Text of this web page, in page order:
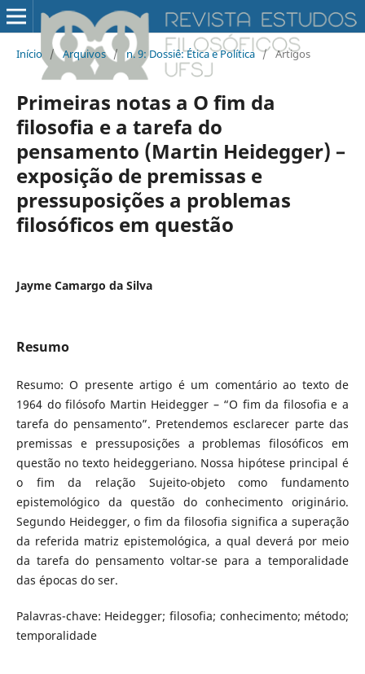
Início / Arquivos / n. 9: Dossiê: Ética e Política / Artigos
Primeiras notas a O fim da
filosofia e a tarefa do
pensamento (Martin Heidegger) –
exposição de premissas e
pressuposições a problemas
filosóficos em questão
Jayme Camargo da Silva
Resumo
Resumo: O presente artigo é um comentário ao texto de
1964 do filósofo Martin Heidegger – “O fim da filosofia e a
tarefa do pensamento”. Pretendemos esclarecer parte das
premissas e pressuposições a problemas filosóficos em
questão no texto heideggeriano. Nossa hipótese principal é
o fim da relação Sujeito-objeto como fundamento
epistemológico da questão do conhecimento originário.
Segundo Heidegger, o fim da filosofia significa a superação
da referida matriz epistemológica, a qual deverá por meio
da tarefa do pensamento voltar-se para a temporalidade
das épocas do ser.
Palavras-chave: Heidegger; filosofia; conhecimento; método;
temporalidade